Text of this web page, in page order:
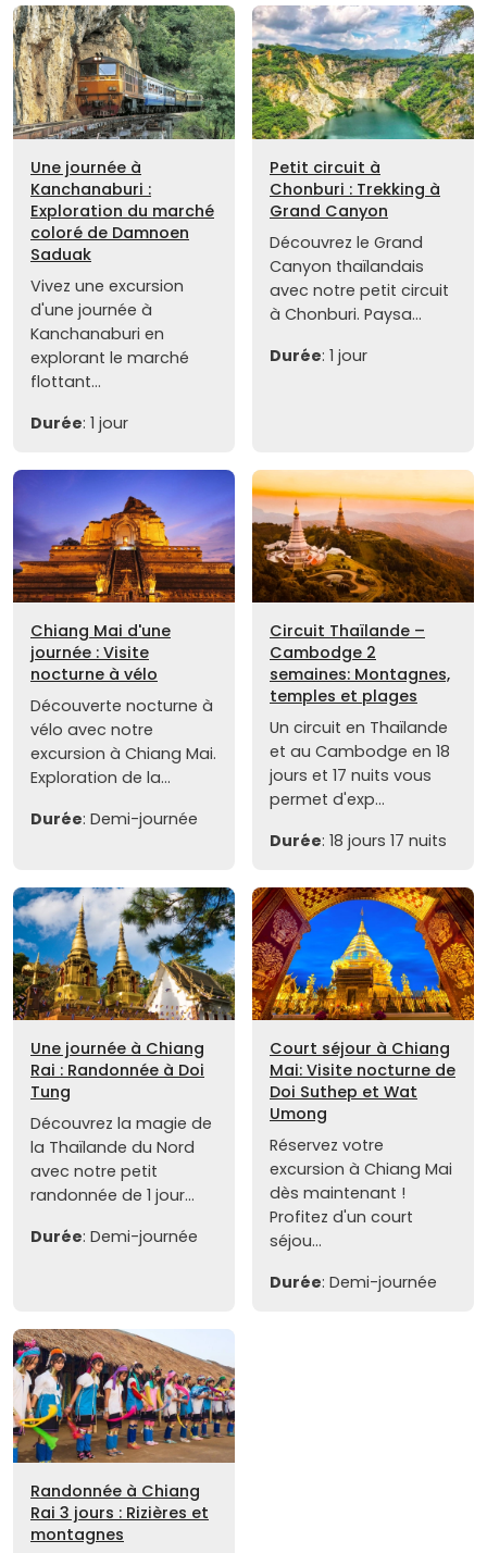
Une journée à
Kanchanaburi :
Exploration du marché
coloré de Damnoen
Saduak
Vivez une excursion
d'une journée à
Kanchanaburi en
explorant le marché
flottant...
Durée: 1 jour
Petit circuit à
Chonburi : Trekking à
Grand Canyon
Découvrez le Grand
Canyon thaïlandais
avec notre petit circuit
à Chonburi. Paysa...
Durée: 1 jour
Chiang Mai d'une
journée : Visite
nocturne à vélo
Découverte nocturne à
vélo avec notre
excursion à Chiang Mai.
Exploration de la...
Durée: Demi-journée
Circuit Thaïlande –
Cambodge 2
semaines: Montagnes,
temples et plages
Un circuit en Thaïlande
et au Cambodge en 18
jours et 17 nuits vous
permet d'exp...
Durée: 18 jours 17 nuits
Une journée à Chiang
Rai : Randonnée à Doi
Tung
Découvrez la magie de
la Thaïlande du Nord
avec notre petit
randonnée de 1 jour...
Durée: Demi-journée
Court séjour à Chiang
Mai: Visite nocturne de
Doi Suthep et Wat
Umong
Réservez votre
excursion à Chiang Mai
dès maintenant !
Profitez d'un court
séjou...
Durée: Demi-journée
Randonnée à Chiang
Rai 3 jours : Rizières et
montagnes